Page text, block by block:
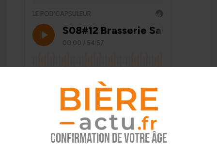
Confirmation de votre âge